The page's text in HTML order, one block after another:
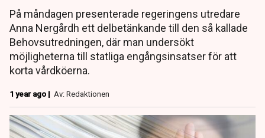
På måndagen presenterade regeringens utredare
Anna Nergårdh ett delbetänkande till den så kallade
Behovsutredningen, där man undersökt
möjligheterna till statliga engångsinsatser för att
korta vårdköerna.
1 year ago | Av: Redaktionen